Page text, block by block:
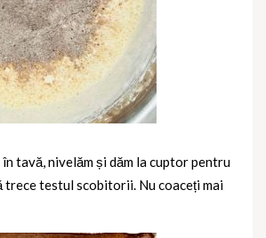
tavă, nivelăm și dăm la cuptor pentru
trece testul scobitorii. Nu coaceți mai